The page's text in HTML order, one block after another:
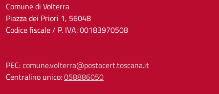
Comune di Volterra
Piazza dei Priori 1, 56048
Codice fiscale / P. IVA: 00183970508
PEC:comune.volterra@postacert.toscana.it
Centralino unico:058886050